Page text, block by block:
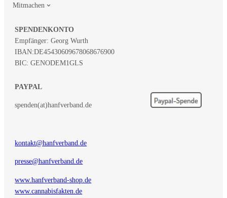
Mitmachen
SPENDENKONTO
Empfänger: Georg Wurth
IBAN:DE45430609678068676900
BIC: GENODEM1GLS
PAYPAL
spenden(at)hanfverband.de
kontakt@hanfverband.de
presse@hanfverband.de
www.hanfverband-shop.de
www.cannabisfakten.de